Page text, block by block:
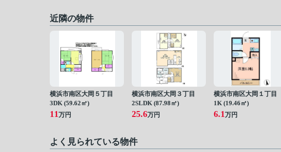
近隣の物件
横浜市南区大岡５丁目
3DK (59.62㎡)
11万円
横浜市南区大岡３丁目
2SLDK (87.98㎡)
25.6万円
横浜市南区大岡１丁目
1K (19.46㎡)
6.1万円
よく見られている物件